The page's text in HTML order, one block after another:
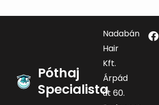
Póthaj
Specialista
Nadabán
Hair
Kft.
Árpád
út 60.
F
a